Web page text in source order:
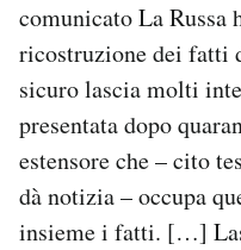
comunicato La Russa
ricostruzione dei fatti
sicuro lascia molti
presentata dopo
estensore che – cito
dà notizia – occupa
insieme i fatti. […]